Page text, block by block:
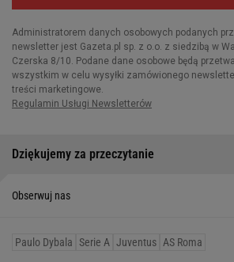
Dziękujemy za przeczytanie
Obserwuj nas
Paulo Dybala Serie A Juventus AS Roma